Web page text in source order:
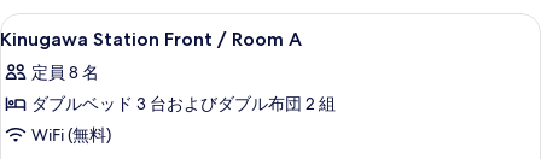
て
の
写
真
を
B
の
細
Kinugawa
Station
Front
/
Room
2 室のベッドルーム、デスク、防音設
30
Kinugawa Station Front / Room A
定員 8 名
ダブルベッド 3 台およびダブル布団 2 組
WiFi (無料)